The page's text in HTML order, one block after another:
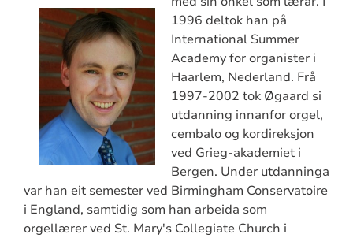
1996 deltok han på
International Summer
Academy for organister i
Haarlem, Nederland. Frå
1997-2002 tok Øgaard si
utdanning innanfor orgel,
cembalo og kordireksjon
ved Grieg-akademiet i
Bergen. Under utdanninga
var han eit semester ved Birmingham Conservatoire
i England, samtidig som han arbeida som
orgellærer ved St. Mary's Collegiate Church i